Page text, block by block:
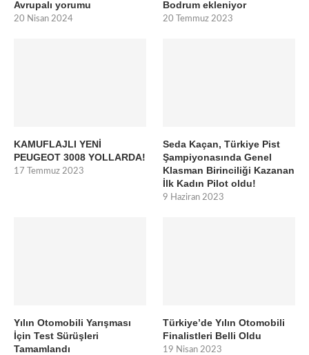
Avrupalı yorumu
20 Nisan 2024
Bodrum ekleniyor
20 Temmuz 2023
KAMUFLAJLI YENİ
PEUGEOT 3008 YOLLARDA!
17 Temmuz 2023
Seda Kaçan, Türkiye Pist
Şampiyonasında Genel
Klasman Birinciliği Kazanan
İlk Kadın Pilot oldu!
9 Haziran 2023
Yılın Otomobili Yarışması
İçin Test Sürüşleri
Tamamlandı
Türkiye’de Yılın Otomobili
Finalistleri Belli Oldu
19 Nisan 2023